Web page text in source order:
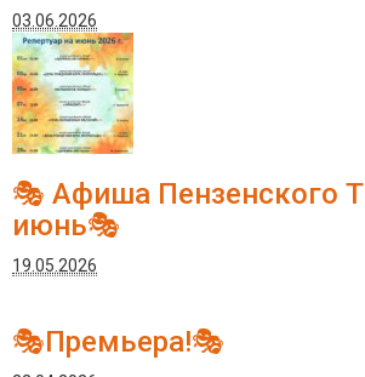
03.06.2026
🎭 Афиша Пензенского
июнь🎭
19.05.2026
🎭Премьера!🎭